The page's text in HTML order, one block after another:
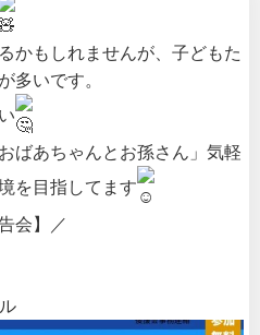
かもしれませんが、子どもた
多いです。
ばあちゃんとお孫さん」気軽
を目指してます
会】／